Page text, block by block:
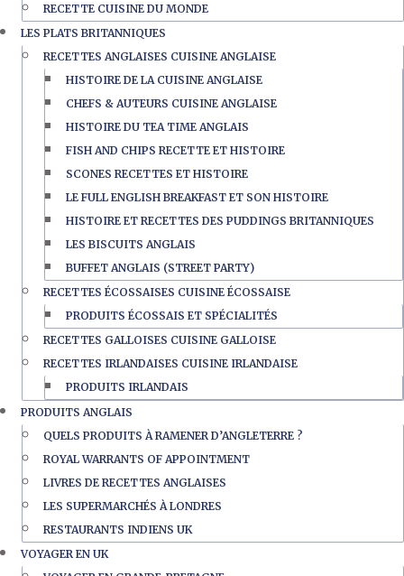
RECETTE CUISINE DU MONDE
LES PLATS BRITANNIQUES
RECETTES ANGLAISES CUISINE ANGLAISE
HISTOIRE DE LA CUISINE ANGLAISE
CHEFS & AUTEURS CUISINE ANGLAISE
HISTOIRE DU TEA TIME ANGLAIS
FISH AND CHIPS RECETTE ET HISTOIRE
SCONES RECETTES ET HISTOIRE
LE FULL ENGLISH BREAKFAST ET SON HISTOIRE
HISTOIRE ET RECETTES DES PUDDINGS BRITANNIQUES
LES BISCUITS ANGLAIS
BUFFET ANGLAIS (STREET PARTY)
RECETTES ÉCOSSAISES CUISINE ÉCOSSAISE
PRODUITS ÉCOSSAIS ET SPÉCIALITÉS
RECETTES GALLOISES CUISINE GALLOISE
RECETTES IRLANDAISES CUISINE IRLANDAISE
PRODUITS IRLANDAIS
PRODUITS ANGLAIS
QUELS PRODUITS À RAMENER D’ANGLETERRE ?
ROYAL WARRANTS OF APPOINTMENT
LIVRES DE RECETTES ANGLAISES
LES SUPERMARCHÉS À LONDRES
RESTAURANTS INDIENS UK
VOYAGER EN UK